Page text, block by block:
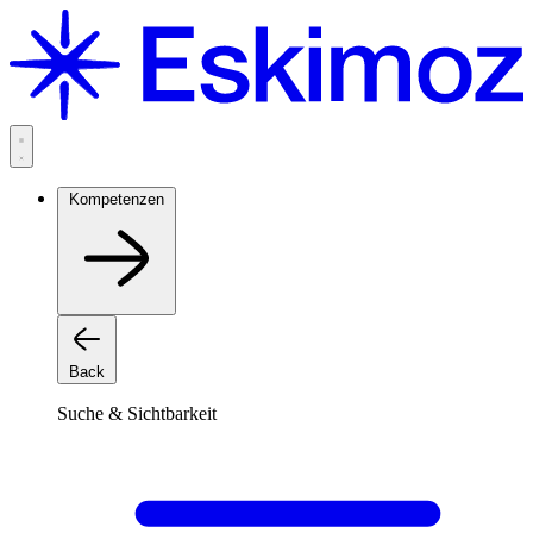
Inhalt
springen
Kompetenzen
Back
Suche & Sichtbarkeit